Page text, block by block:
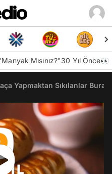
Mısınız?"30 Yıl Önce👀
Yapmaktan Sıkılanlar